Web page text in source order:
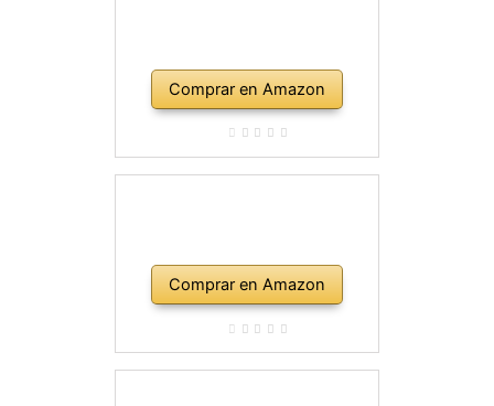
Comprar en Amazon
Comprar en Amazon